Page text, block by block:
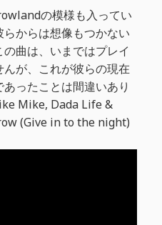
の模様も入ってい
からは想像もつかない
曲は、いまではプレイ
が、これが彼らの現在
ったことは間違いあり
Mike, Dada Life &
(Give in to the night)